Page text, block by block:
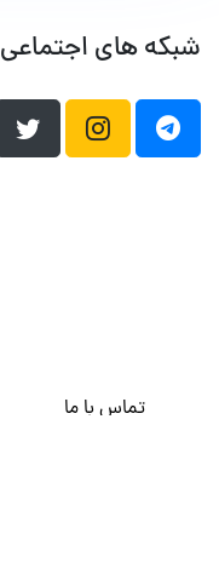
شبکه های اجتماعی
تماس با ما